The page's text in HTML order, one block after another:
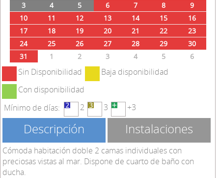
3
4 5 6 7 8
9
10
11 12 13 14 15
16
17
18 19 20 21 22
23
24
25 26 27 28 29
30
31
1 2 3 4 5 6
Sin Disponibilidad
Baja disponibilidad
Con disponibilidad
Mínimo de días:
2 3 +3
Descripción Instalaciones
Cómoda habitación doble 2 camas individuales con
preciosas vistas al mar. Dispone de cuarto de baño con
ducha.